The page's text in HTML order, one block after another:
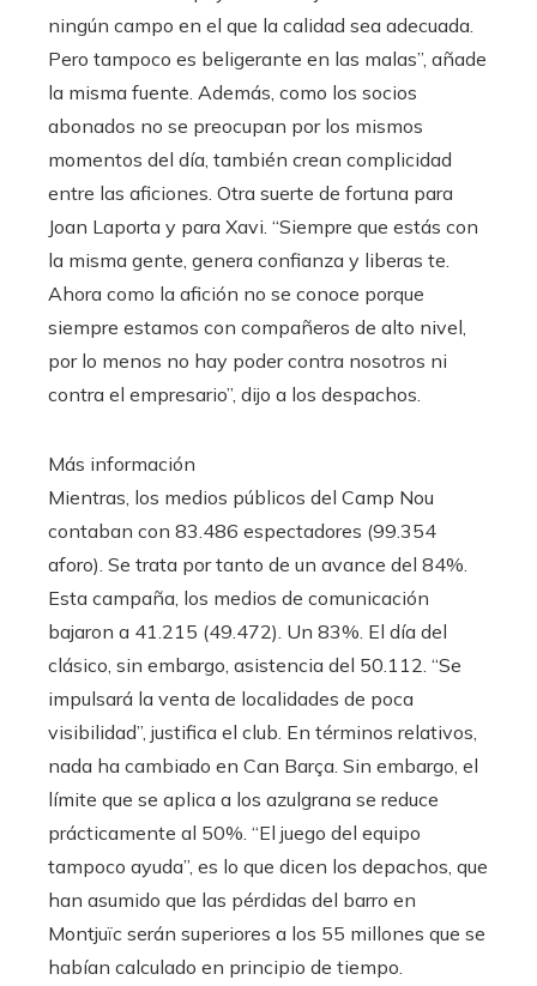
ningún campo en el que la calidad sea adecuada.
Pero tampoco es beligerante en las malas”, añade
la misma fuente. Además, como los socios
abonados no se preocupan por los mismos
momentos del día, también crean complicidad
entre las aficiones. Otra suerte de fortuna para
Joan Laporta y para Xavi. “Siempre que estás con
la misma gente, genera confianza y liberas te.
Ahora como la afición no se conoce porque
siempre estamos con compañeros de alto nivel,
por lo menos no hay poder contra nosotros ni
contra el empresario”, dijo a los despachos.
Más información
Mientras, los medios públicos del Camp Nou
contaban con 83.486 espectadores (99.354
aforo). Se trata por tanto de un avance del 84%.
Esta campaña, los medios de comunicación
bajaron a 41.215 (49.472). Un 83%. El día del
clásico, sin embargo, asistencia del 50.112. “Se
impulsará la venta de localidades de poca
visibilidad”, justifica el club. En términos relativos,
nada ha cambiado en Can Barça. Sin embargo, el
límite que se aplica a los azulgrana se reduce
prácticamente al 50%. “El juego del equipo
tampoco ayuda”, es lo que dicen los depachos, que
han asumido que las pérdidas del barro en
Montjuïc serán superiores a los 55 millones que se
habían calculado en principio de tiempo.